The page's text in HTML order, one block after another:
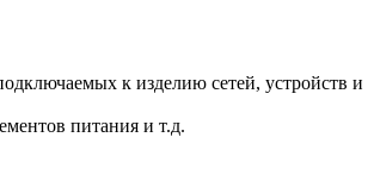
к изделию сетей, устройств и
питания и т.д.